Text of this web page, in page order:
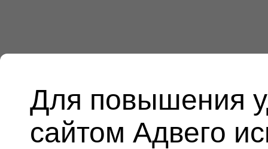
Для повышения
сайтом Адвего